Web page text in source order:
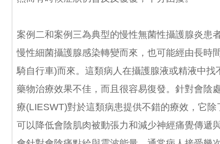
案例二和案例三為典型的慢性無菌性攝護腺炎患
慢性細菌攝護腺感染轉變而來，也可能經由長時
騎自行車)而來。這類病人在攝護腺液或精液中找
藥物治療效果不佳，而且很容易復發。針對會陰
療(LIESWT)對於這類病患提供不錯的療效，它除
可以降低會陰肌肉被動張力和減少神經痛覺傳遞